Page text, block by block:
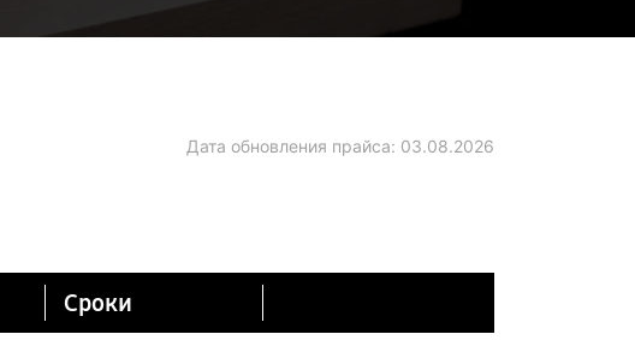
Дата обновления прайса: 03.08.2026
Сроки